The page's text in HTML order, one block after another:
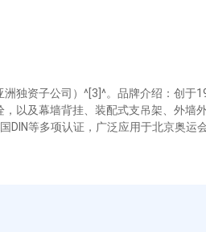
独资子公司）^[3]^。品牌介绍：创
以及幕墙背挂、装配式支吊架、外墙
DIN等多项认证，广泛应用于北京奥